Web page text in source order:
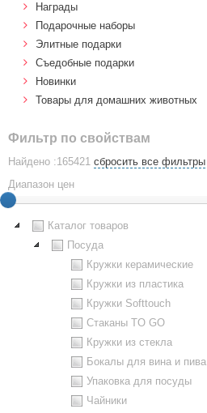
Награды
Подарочные наборы
Элитные подарки
Cъедобные подарки
Новинки
Товары для домашних животных
Фильтр по свойствам
Найдено :165421 сбросить все фильтры
Диапазон цен
Каталог товаров
Посуда
Кружки керамические
Кружки из пластика
Кружки Softtouch
Стаканы TO GO
Кружки из стекла
Бокалы для вина и пива
Упаковка для посуды
Чайники